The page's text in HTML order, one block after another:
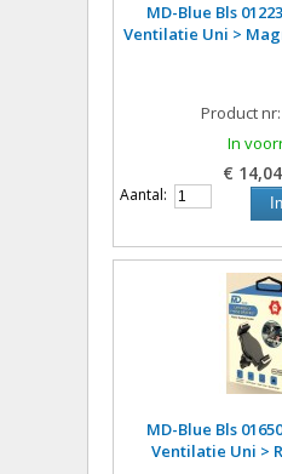
MD-Blue Bls
Ventilatie Uni >
Product
In
€ 14,04
Aantal:
MD-Blue Bls
Ventilatie Uni >